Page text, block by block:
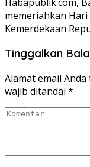
memeriahkan Hari
Kemerdekaan
Tinggalkan
Alamat email
wajib ditandai *